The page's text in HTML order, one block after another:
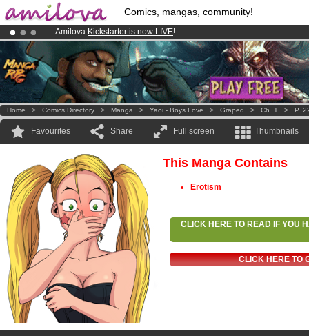
Comics, mangas, community!
Amilova Kickstarter is now LIVE!.
Premium membership from3.95 eurosper month !Get membership
Already 134393membersand 1208 comics & mangas!.
Home > Comics Directory > Manga > Yaoi - Boys Love > Graped > Ch. 1 > P.
Favourites Share Full screen Thumbnails
This Manga Contains
Erotism
CLICK HERE TO READ IF YOU
CLICK HERE TO